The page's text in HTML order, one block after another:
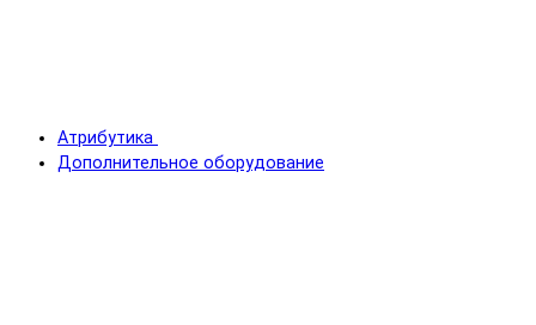
Атрибутика
Дополнительное оборудование